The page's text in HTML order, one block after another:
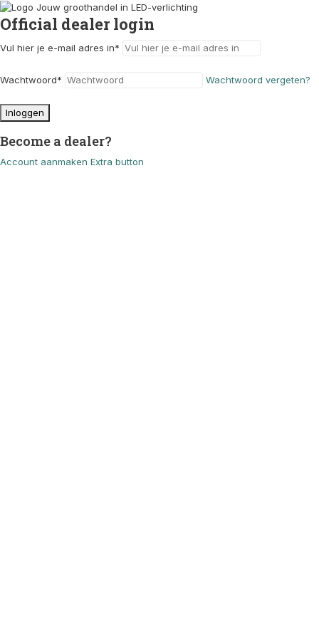
Official dealer login
Vul hier je e-mail adres in*
Wachtwoord* Wachtwoord vergeten?
Inloggen
Become a dealer?
Account aanmaken Extra button